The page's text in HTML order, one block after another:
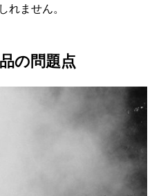
れません。
の問題点